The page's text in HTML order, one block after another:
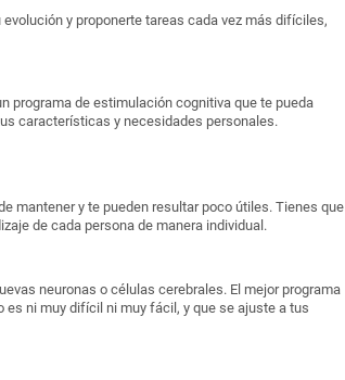
y proponerte tareas cada vez más difíciles,
programa de estimulación cognitiva que te pueda
características y necesidades personales.
mantener y te pueden resultar poco útiles. Tienes que
de cada persona de manera individual.
neuronas o células cerebrales. El mejor programa
ni muy difícil ni muy fácil, y que se ajuste a tus